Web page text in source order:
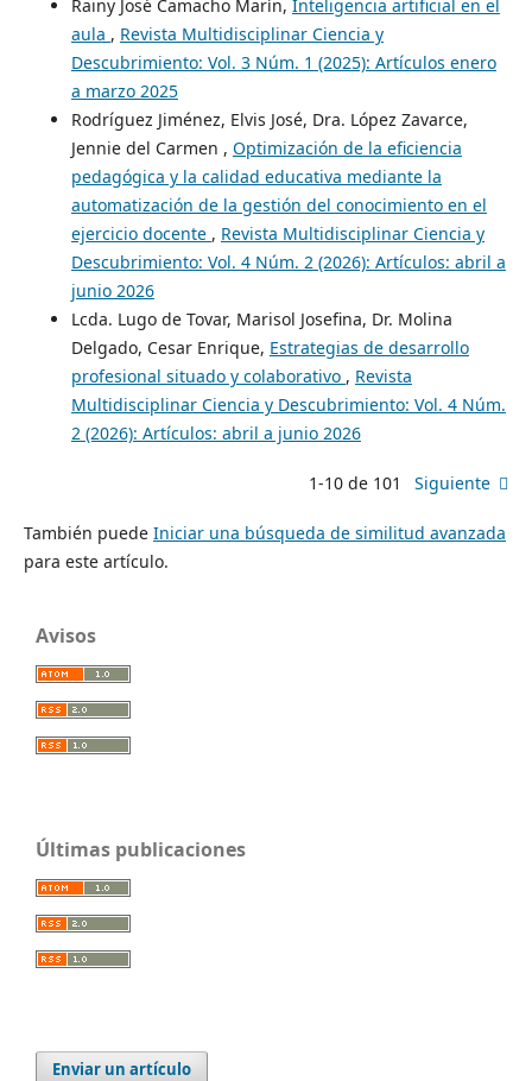
Rainy José Camacho Marín, Inteligencia artificial en el
aula , Revista Multidisciplinar Ciencia y
Descubrimiento: Vol. 3 Núm. 1 (2025): Artículos enero
a marzo 2025
Rodríguez Jiménez, Elvis José, Dra. López Zavarce,
Jennie del Carmen , Optimización de la eficiencia
pedagógica y la calidad educativa mediante la
automatización de la gestión del conocimiento en el
ejercicio docente , Revista Multidisciplinar Ciencia y
Descubrimiento: Vol. 4 Núm. 2 (2026): Artículos: abril a
junio 2026
Lcda. Lugo de Tovar, Marisol Josefina, Dr. Molina
Delgado, Cesar Enrique, Estrategias de desarrollo
profesional situado y colaborativo , Revista
Multidisciplinar Ciencia y Descubrimiento: Vol. 4 Núm.
2 (2026): Artículos: abril a junio 2026
1-10 de 101 Siguiente
También puede Iniciar una búsqueda de similitud avanzada
para este artículo.
Avisos
Últimas publicaciones
Enviar un artículo